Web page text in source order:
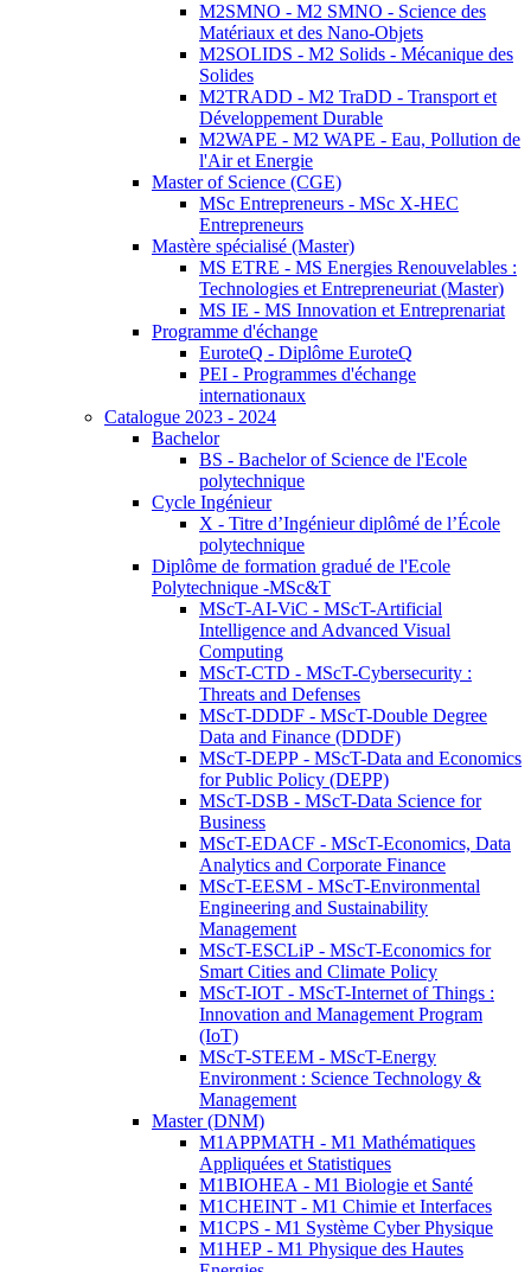
M2SMNO - M2 SMNO - Science des
Matériaux et des Nano-Objets
M2SOLIDS - M2 Solids - Mécanique des
Solides
M2TRADD - M2 TraDD - Transport et
Développement Durable
M2WAPE - M2 WAPE - Eau, Pollution de
l'Air et Energie
Master of Science (CGE)
MSc Entrepreneurs - MSc X-HEC
Entrepreneurs
Mastère spécialisé (Master)
MS ETRE - MS Energies Renouvelables :
Technologies et Entrepreneuriat (Master)
MS IE - MS Innovation et Entreprenariat
Programme d'échange
EuroteQ - Diplôme EuroteQ
PEI - Programmes d'échange
internationaux
Catalogue 2023 - 2024
Bachelor
BS - Bachelor of Science de l'Ecole
polytechnique
Cycle Ingénieur
X - Titre d’Ingénieur diplômé de l’École
polytechnique
Diplôme de formation gradué de l'Ecole
Polytechnique -MSc&T
MScT-AI-ViC - MScT-Artificial
Intelligence and Advanced Visual
Computing
MScT-CTD - MScT-Cybersecurity :
Threats and Defenses
MScT-DDDF - MScT-Double Degree
Data and Finance (DDDF)
MScT-DEPP - MScT-Data and Economics
for Public Policy (DEPP)
MScT-DSB - MScT-Data Science for
Business
MScT-EDACF - MScT-Economics, Data
Analytics and Corporate Finance
MScT-EESM - MScT-Environmental
Engineering and Sustainability
Management
MScT-ESCLiP - MScT-Economics for
Smart Cities and Climate Policy
MScT-IOT - MScT-Internet of Things :
Innovation and Management Program
(IoT)
MScT-STEEM - MScT-Energy
Environment : Science Technology &
Management
Master (DNM)
M1APPMATH - M1 Mathématiques
Appliquées et Statistiques
M1BIOHEA - M1 Biologie et Santé
M1CHEINT - M1 Chimie et Interfaces
M1CPS - M1 Système Cyber Physique
M1HEP - M1 Physique des Hautes